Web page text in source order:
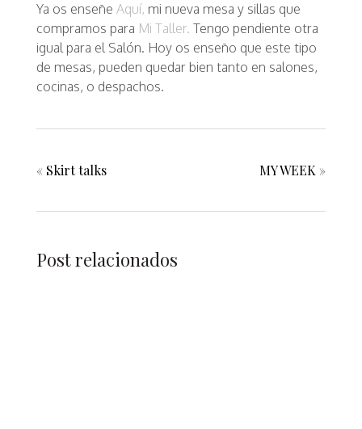
Ya os enseñe Aquí, mi nueva mesa y sillas que
compramos para Mi Taller. Tengo pendiente otra
igual para el Salón. Hoy os enseño que este tipo
de mesas, pueden quedar bien tanto en salones,
cocinas, o despachos.
« Skirt talks MY WEEK »
Post relacionados